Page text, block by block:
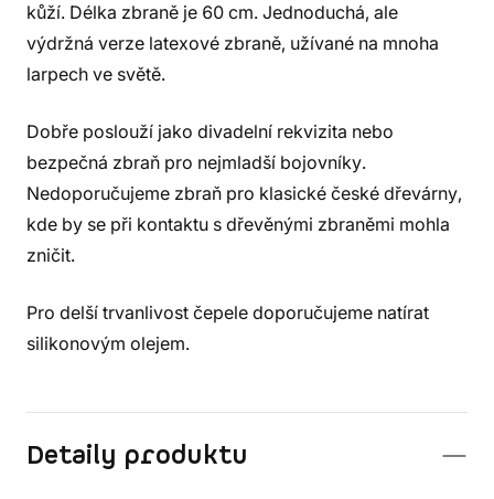
kůží. Délka zbraně je 60 cm. Jednoduchá, ale
výdržná verze latexové zbraně, užívané na mnoha
larpech ve světě.
Dobře poslouží jako divadelní rekvizita nebo
bezpečná zbraň pro nejmladší bojovníky.
Nedoporučujeme zbraň pro klasické české dřevárny,
kde by se při kontaktu s dřevěnými zbraněmi mohla
zničit.
Pro delší trvanlivost čepele doporučujeme natírat
silikonovým olejem.
Detaily produktu